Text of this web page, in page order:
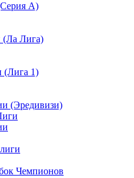
А)
(Ла Лига)
(Лига 1)
(Эредивизи)
Чемпионов